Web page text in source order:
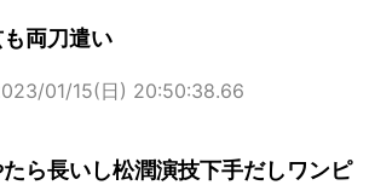
両刀遣い
01/15(日) 20:50:38.66
ら長いし松潤演技下手だしワンピ